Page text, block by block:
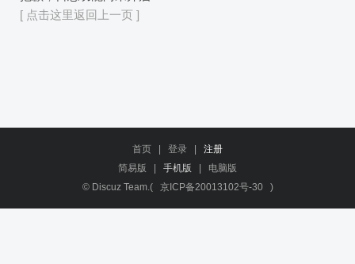
[ 点击这里返回上一页 ]
首页 登录
注册
简易版
手机版
电脑版
© Discuz Team.(
京ICP备20013102号-30 )